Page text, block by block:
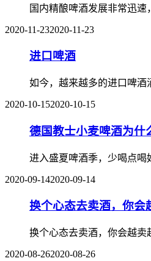
国内精酿啤酒发展非常迅
2020-11-232020-11-23
进口啤酒
如今，越来越多的进口啤
2020-10-152020-10-15
德国教士小麦啤酒为什
进入盛夏啤酒季，少喝点
2020-09-142020-09-14
换个心态去卖酒，你会
换个心态去卖酒，你会越
2020-08-262020-08-26